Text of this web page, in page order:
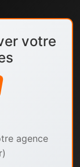
votre
agence